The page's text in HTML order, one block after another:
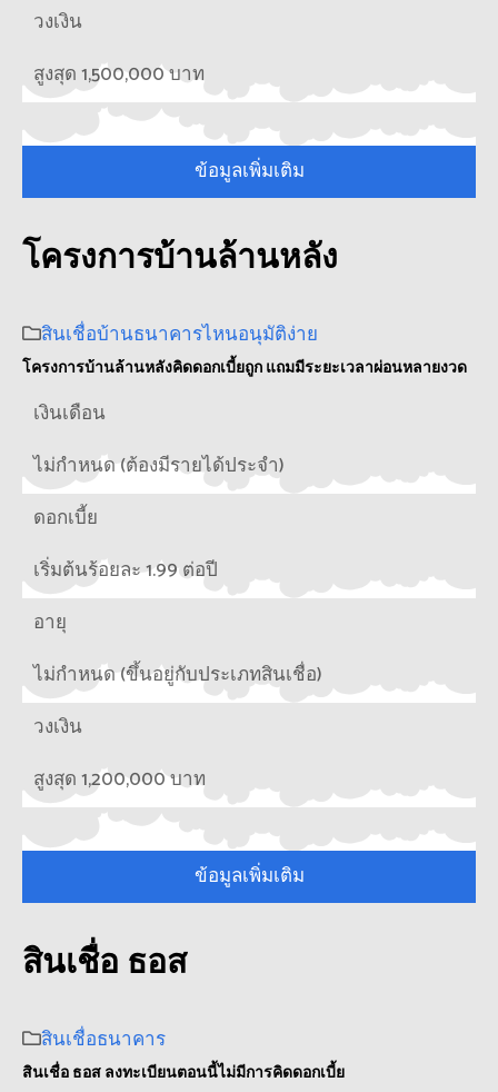
วงเงิน
สูงสุด 1,500,000 บาท
ข้อมูลเพิ่มเติม
โครงการบ้านล้านหลัง
สินเชื่อบ้านธนาคารไหนอนุมัติง่าย
โครงการบ้านล้านหลังคิดดอกเบี้ยถูก แถมมีระยะเวลาผ่อนหลายงวด
เงินเดือน
ไม่กำหนด (ต้องมีรายได้ประจำ)
ดอกเบี้ย
เริ่มต้นร้อยละ 1.99 ต่อปี
อายุ
ไม่กำหนด (ขึ้นอยู่กับประเภทสินเชื่อ)
วงเงิน
สูงสุด 1,200,000 บาท
ข้อมูลเพิ่มเติม
สินเชื่อ ธอส
สินเชื่อธนาคาร
สินเชื่อ ธอส ลงทะเบียนตอนนี้ไม่มีการคิดดอกเบี้ย